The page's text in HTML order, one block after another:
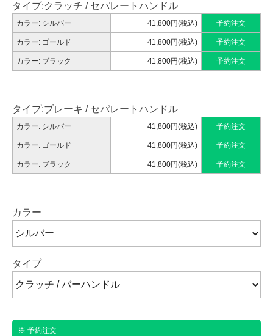
タイプ:クラッチ / セパレートハンドル
カラー: シルバー 41,800円(税込) 予約注文
カラー: ゴールド 41,800円(税込) 予約注文
カラー: ブラック 41,800円(税込) 予約注文
タイプ:ブレーキ / セパレートハンドル
カラー: シルバー 41,800円(税込) 予約注文
カラー: ゴールド 41,800円(税込) 予約注文
カラー: ブラック 41,800円(税込) 予約注文
カラー
タイプ
※ 予約注文